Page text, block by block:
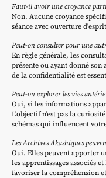
Faut-il avoir une croyance
Non. Aucune croyance
séance avec ouverture
Peut-on consulter pour une
En règle générale, les
présente ou ayant donné
de la confidentialité est
Peut-on explorer les vies
Oui, si les informations
L'objectif n'est pas la
schémas qui influencent
Les Archives Akashiques
Oui. Elles peuvent apporter
les apprentissages associés
favoriser la compréhension